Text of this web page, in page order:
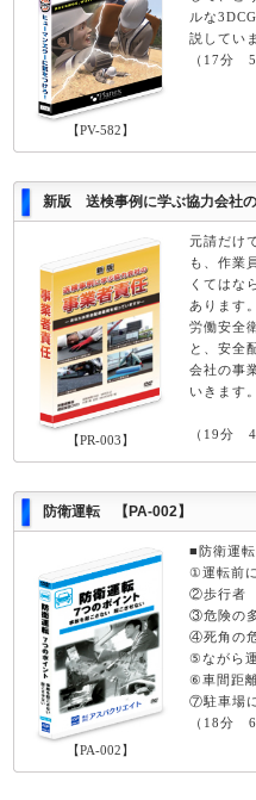
【PV-582】
ルな
説してい
（17分
新版 送検事例に学ぶ協力会社
【PR-003】
元請だけ
も、作業
くてはな
あります
労働安全
と、安全
会社の事
いきます
（19分
防衛運転 【PA-002】
【PA-002】
■防衛運
①運転前
②歩行者
③危険の
④死角の
⑤ながら
⑥車間距
⑦駐車場
（18分